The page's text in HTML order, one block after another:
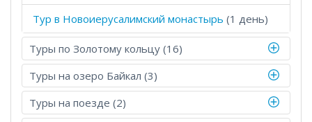
Тур в Новоиерусалимский монастырь (1 день)
Туры по Золотому кольцу (16)
Туры на озеро Байкал (3)
Туры на поезде (2)